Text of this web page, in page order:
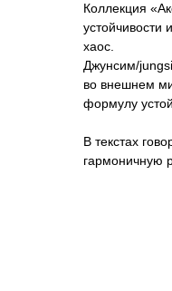
Коллекция
хаос.
Джунсим/
во внешнем
формулу
В текстах
гармоничную